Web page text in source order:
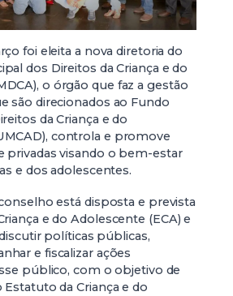
foi eleita a nova diretoria do
dos Direitos da Criança e do
o órgão que faz a gestão
são direcionados ao Fundo
da Criança e do
controla e promove
privadas visando o bem-estar
e dos adolescentes.
está disposta e prevista
e do Adolescente (ECA) e
políticas públicas,
e fiscalizar ações
público, com o objetivo de
da Criança e do